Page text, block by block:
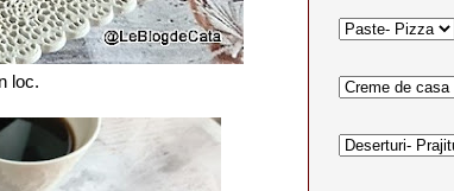
loc.